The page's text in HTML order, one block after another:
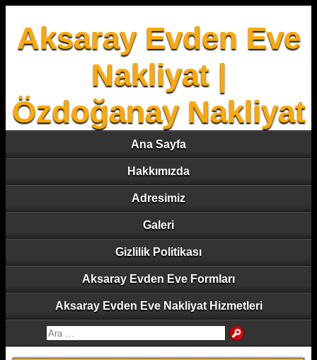
Aksaray Evden Eve
Nakliyat |
Özdoğanay Nakliyat
Ana Sayfa
Hakkımızda
Adresimiz
Galeri
Gizlilik Politikası
Aksaray Evden Eve Formları
Aksaray Evden Eve Nakliyat Hizmetleri